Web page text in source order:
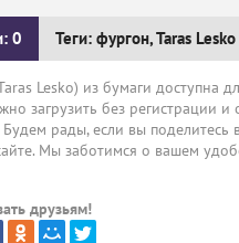
0 Теги: фургон,Taras Lesko
Lesko) из бумаги доступна
загрузить без регистрации и
рады, если вы поделитесь
Мы заботимся о вашем
друзьям!